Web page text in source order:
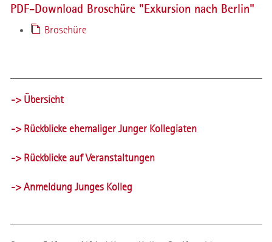
PDF-Download Broschüre "Exkursion nach Berlin"
Broschüre
-> Übersicht
-> Rückblicke ehemaliger Junger Kollegiaten
-> Rückblicke auf Veranstaltungen
-> Anmeldung Junges Kolleg